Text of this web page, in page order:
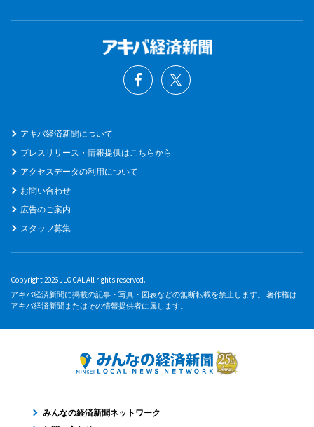
アキバ経済新聞について
プレスリリース・情報提供はこちらから
アクセスデータの利用について
お問い合わせ
広告のご案内
スタッフ募集
Copyright 2026 JLOCAL All rights reserved.
アキバ経済新聞に掲載の記事・写真・図表などの無断転載を禁止します。 著作権は
アキバ経済新聞またはその情報提供者に属します。
みんなの経済新聞ネットワーク